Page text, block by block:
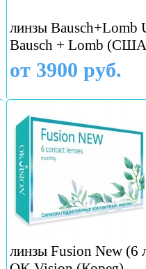
линзы Bausch+Lomb
Bausch + Lomb
от 3900 руб.
линзы Fusion New (6